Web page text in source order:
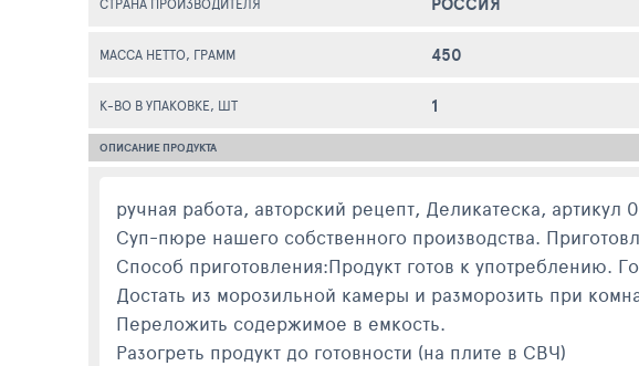
МАССА НЕТТО, ГРАММ 450
К-ВО В УПАКОВКЕ, ШТ 1
ОПИСАНИЕ ПРОДУКТА
ручная работа, авторский рецепт, Деликатеска, артикул
Суп-пюре нашего собственного производства.
Способ приготовления:Продукт готов к употреблению.
Достать из морозильной камеры и разморозить при
Переложить содержимое в емкость.
Разогреть продукт до готовности (на плите в СВЧ)